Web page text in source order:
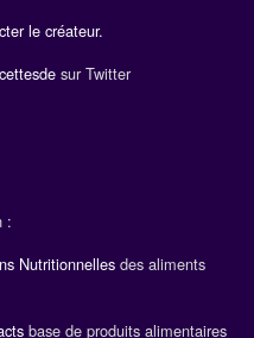
le créateur.
sur Twitter
:
Nutritionnelles des aliments
base de produits alimentaires